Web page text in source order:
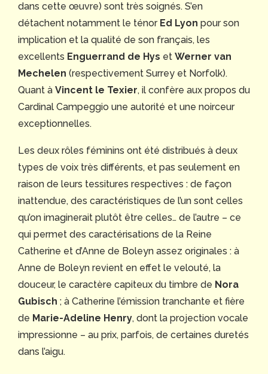
dans cette œuvre) sont très soignés. S’en
détachent notamment le ténor Ed Lyon pour son
implication et la qualité de son français, les
excellents Enguerrand de Hys et Werner van
Mechelen (respectivement Surrey et Norfolk).
Quant à Vincent le Texier, il confère aux propos du
Cardinal Campeggio une autorité et une noirceur
exceptionnelles.
Les deux rôles féminins ont été distribués à deux
types de voix très différents, et pas seulement en
raison de leurs tessitures respectives : de façon
inattendue, des caractéristiques de l’un sont celles
qu’on imaginerait plutôt être celles… de l’autre – ce
qui permet des caractérisations de la Reine
Catherine et d’Anne de Boleyn assez originales : à
Anne de Boleyn revient en effet le velouté, la
douceur, le caractère capiteux du timbre de Nora
Gubisch ; à Catherine l’émission tranchante et fière
de Marie-Adeline Henry, dont la projection vocale
impressionne – au prix, parfois, de certaines duretés
dans l’aigu.